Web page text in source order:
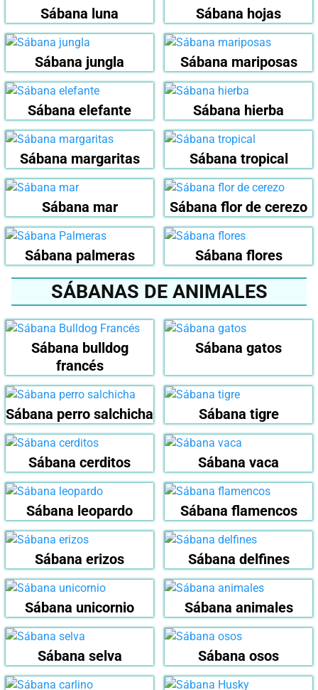
Sábana luna Sábana hojas
Sábana jungla Sábana mariposas
Sábana elefante Sábana hierba
Sábana margaritas Sábana tropical
Sábana mar Sábana flor de cerezo
Sábana palmeras Sábana flores
SÁBANAS DE ANIMALES
Sábana bulldog
francés
Sábana gatos
Sábana perro salchicha Sábana tigre
Sábana cerditos Sábana vaca
Sábana leopardo Sábana flamencos
Sábana erizos Sábana delfines
Sábana unicornio Sábana animales
Sábana selva Sábana osos